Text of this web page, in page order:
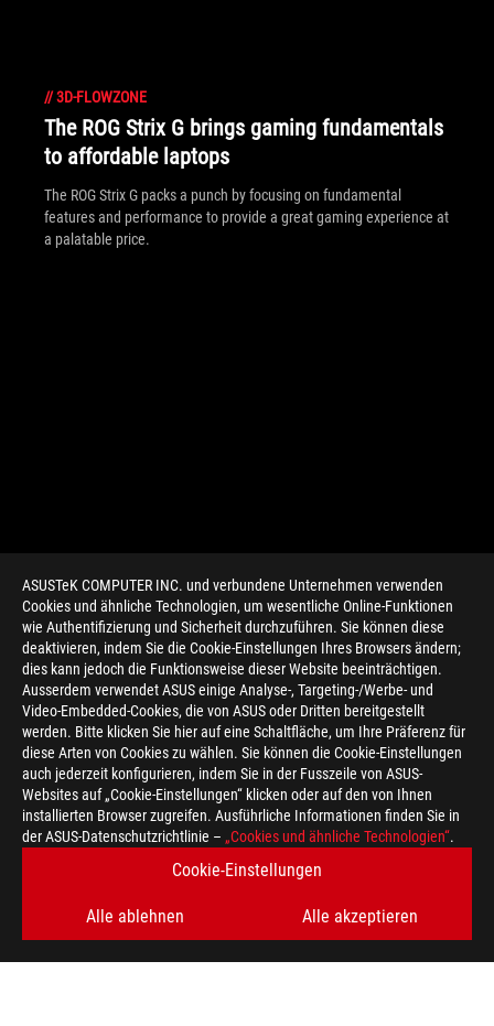
ASUSTeK COMPUTER INC. und verbundene Unternehmen verwenden
Cookies und ähnliche Technologien, um wesentliche Online-Funktionen
wie Authentifizierung und Sicherheit durchzuführen. Sie können diese
deaktivieren, indem Sie die Cookie-Einstellungen Ihres Browsers ändern;
dies kann jedoch die Funktionsweise dieser Website beeinträchtigen.
Ausserdem verwendet ASUS einige Analyse-, Targeting-/Werbe- und
Video-Embedded-Cookies, die von ASUS oder Dritten bereitgestellt
werden. Bitte klicken Sie hier auf eine Schaltfläche, um Ihre Präferenz für
diese Arten von Cookies zu wählen. Sie können die Cookie-Einstellungen
auch jederzeit konfigurieren, indem Sie in der Fusszeile von ASUS-
Websites auf „Cookie-Einstellungen“ klicken oder auf den von Ihnen
installierten Browser zugreifen. Ausführliche Informationen finden Sie in
der ASUS-Datenschutzrichtlinie – „Cookies und ähnliche Technologien“.
Cookie-Einstellungen
Alle ablehnen Alle akzeptieren
//3D-FLOWZONE
The ROG Strix G brings gaming fundamentals
to affordable laptops
The ROG Strix G packs a punch by focusing on fundamental
features and performance to provide a great gaming experience at
a palatable price.
> GAMING 3D FLOWZONE
ERHALTEN SIE DIE NEUESTEN ANGEBOTE UND MEHR